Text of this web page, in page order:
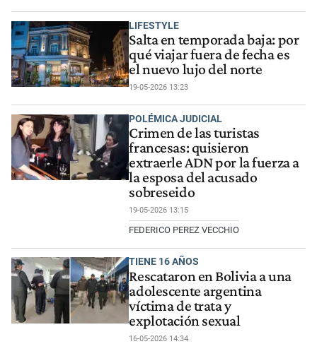
LIFESTYLE
Salta en temporada baja: por
qué viajar fuera de fecha es
el nuevo lujo del norte
19-05-2026 13:23
POLÉMICA JUDICIAL
Crimen de las turistas
francesas: quisieron
extraerle ADN por la fuerza a
la esposa del acusado
sobreseido
19-05-2026 13:15
FEDERICO PEREZ VECCHIO
TIENE 16 AÑOS
Rescataron en Bolivia a una
adolescente argentina
víctima de trata y
explotación sexual
16-05-2026 14:34